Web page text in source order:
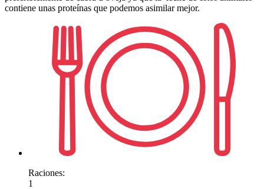
contiene unas proteínas que podemos asimilar mejor.
Raciones:
1